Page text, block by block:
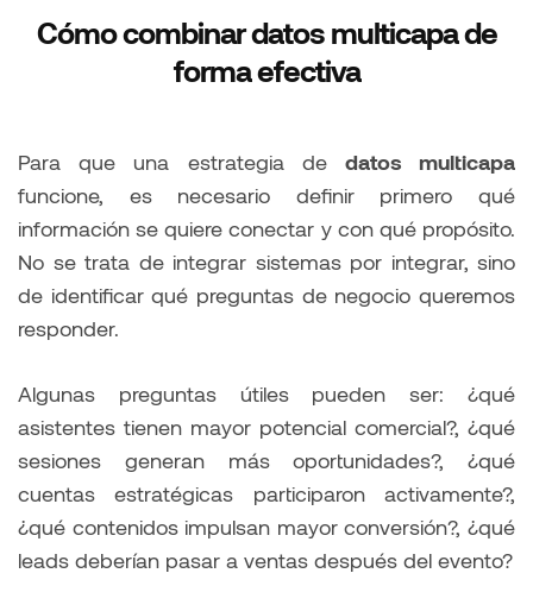
Cómo combinar datos multicapa de
forma efectiva
Para que una estrategia de datos multicapa
funcione, es necesario definir primero qué
información se quiere conectar y con qué propósito.
No se trata de integrar sistemas por integrar, sino
de identificar qué preguntas de negocio queremos
responder.
Algunas preguntas útiles pueden ser: ¿qué
asistentes tienen mayor potencial comercial?, ¿qué
sesiones generan más oportunidades?, ¿qué
cuentas estratégicas participaron activamente?,
¿qué contenidos impulsan mayor conversión?, ¿qué
leads deberían pasar a ventas después del evento?